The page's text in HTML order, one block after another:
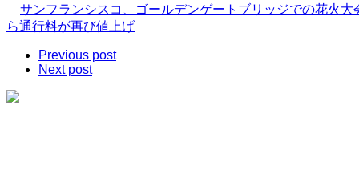
サンフランシスコ、ゴールデンゲートブリッジでの花火大
ら通行料が再び値上げ
Previous post
Next post